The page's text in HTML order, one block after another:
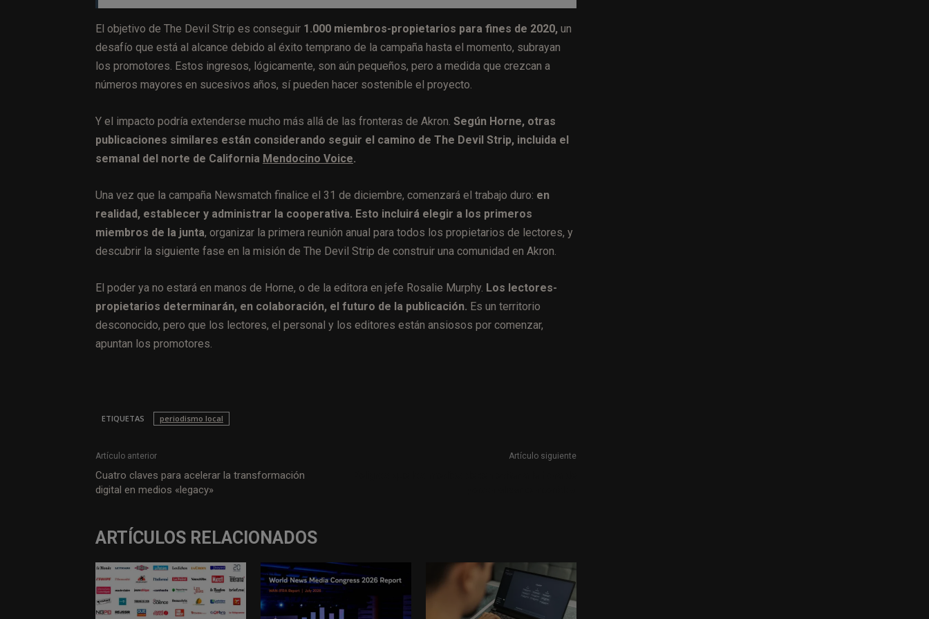
El objetivo de The Devil Strip es conseguir 1.000 miembros-propietarios para fines de 2020, un
desafío que está al alcance debido al éxito temprano de la campaña hasta el momento, subrayan
los promotores. Estos ingresos, lógicamente, son aún pequeños, pero a medida que crezcan a
números mayores en sucesivos años, sí pueden hacer sostenible el proyecto.
Y el impacto podría extenderse mucho más allá de las fronteras de Akron. Según Horne, otras
publicaciones similares están considerando seguir el camino de The Devil Strip, incluida el
semanal del norte de California Mendocino Voice.
Una vez que la campaña Newsmatch finalice el 31 de diciembre, comenzará el trabajo duro: en
realidad, establecer y administrar la cooperativa. Esto incluirá elegir a los primeros
miembros de la junta, organizar la primera reunión anual para todos los propietarios de lectores, y
descubrir la siguiente fase en la misión de The Devil Strip de construir una comunidad en Akron.
El poder ya no estará en manos de Horne, o de la editora en jefe Rosalie Murphy. Los lectores-
propietarios determinarán, en colaboración, el futuro de la publicación. Es un territorio
desconocido, pero que los lectores, el personal y los editores están ansiosos por comenzar,
apuntan los promotores.
ETIQUETAS periodismo local
Artículo anterior
Cuatro claves para acelerar la transformación
digital en medios «legacy»
Artículo siguiente
ARTÍCULOS RELACIONADOS